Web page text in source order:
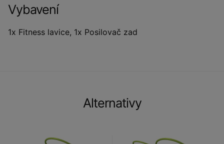
Vybavení
1x Fitness lavice, 1x Posilovač zad
Alternativy